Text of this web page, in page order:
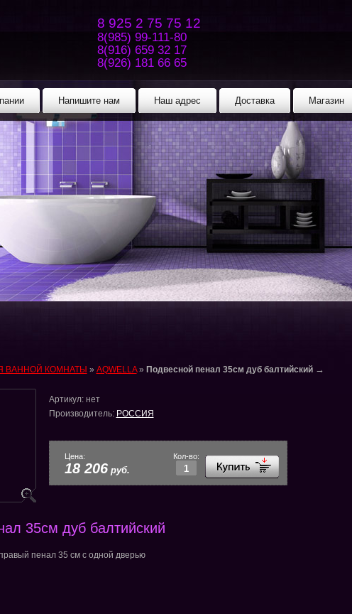
Напишите нам Наш адрес Доставка Магазин
8 925 2 75 75 12
8(985) 99-111-80
8(916) 659 32 17
8(926) 181 66 65
ВАННОЙ КОМНАТЫ » AQWELLA» Подвесной пенал 35см дуб балтийский →
Артикул: нет
Производитель: РОССИЯ
Кол-во:
Цена:
18 206руб.
35см дуб балтийский
пенал 35 см с одной дверью